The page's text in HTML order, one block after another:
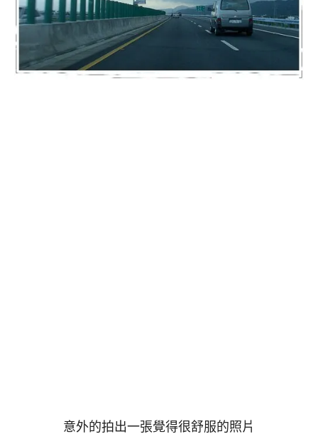
意外的拍出一張覺得很舒服的照片